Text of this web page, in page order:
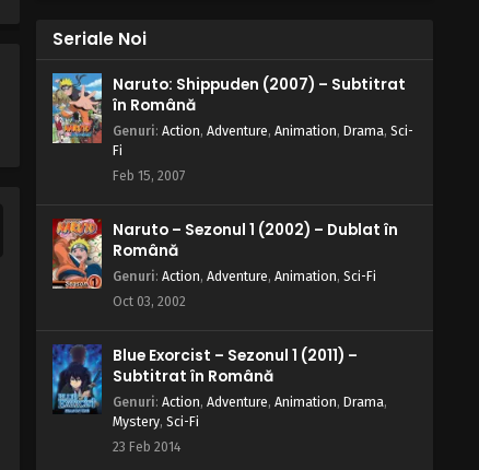
Seriale Noi
Naruto: Shippuden (2007) – Subtitrat
în Română
Genuri: Action, Adventure, Animation, Drama, Sci-
Fi
Feb 15, 2007
Naruto – Sezonul 1 (2002) – Dublat în
Română
Genuri: Action, Adventure, Animation, Sci-Fi
Oct 03, 2002
Blue Exorcist – Sezonul 1 (2011) –
Subtitrat în Română
Genuri: Action, Adventure, Animation, Drama,
Mystery, Sci-Fi
23 Feb 2014